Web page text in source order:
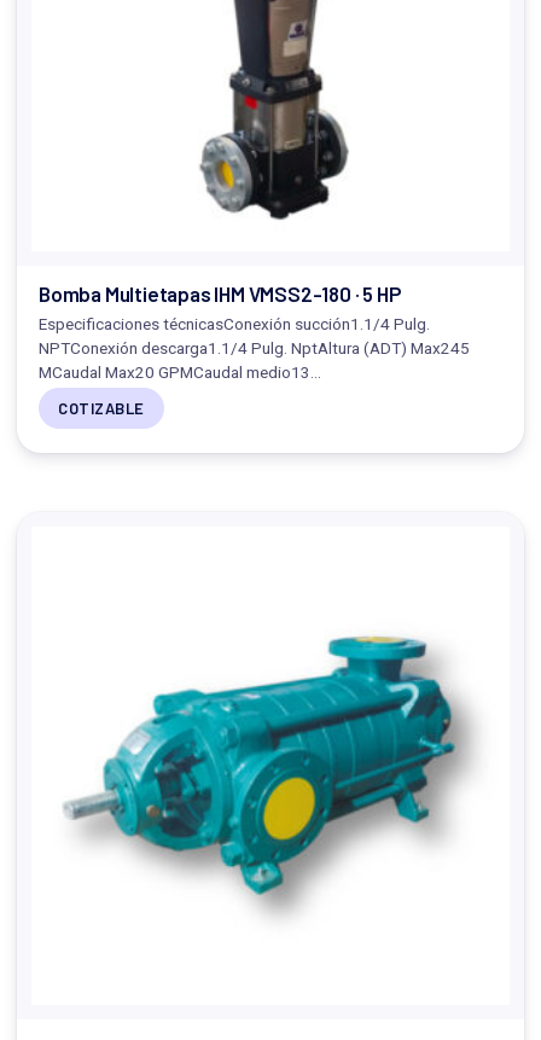
Bomba Multietapas IHM VMSS2-180 · 5 HP
Especificaciones técnicasConexión succión1.1/4 Pulg.
NPTConexión descarga1.1/4 Pulg. NptAltura (ADT) Max245
MCaudal Max20 GPMCaudal medio13…
COTIZABLE